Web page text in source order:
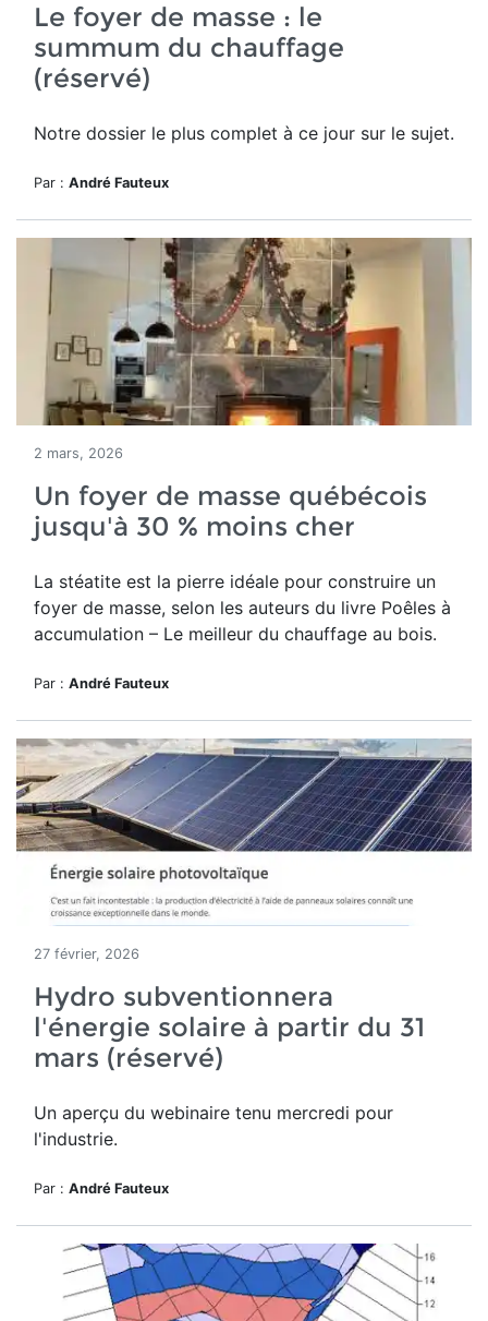
Le foyer de masse : le
summum du chauffage
(réservé)
Notre dossier le plus complet à ce jour sur le sujet.
Par : André Fauteux
2 mars, 2026
Un foyer de masse québécois
jusqu'à 30 % moins cher
La stéatite est la pierre idéale pour construire un
foyer de masse, selon les auteurs du livre Poêles à
accumulation – Le meilleur du chauffage au bois.
Par : André Fauteux
27 février, 2026
Hydro subventionnera
l'énergie solaire à partir du 31
mars (réservé)
Un aperçu du webinaire tenu mercredi pour
l'industrie.
Par : André Fauteux